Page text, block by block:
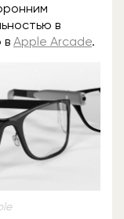
в
в Apple Arcade.